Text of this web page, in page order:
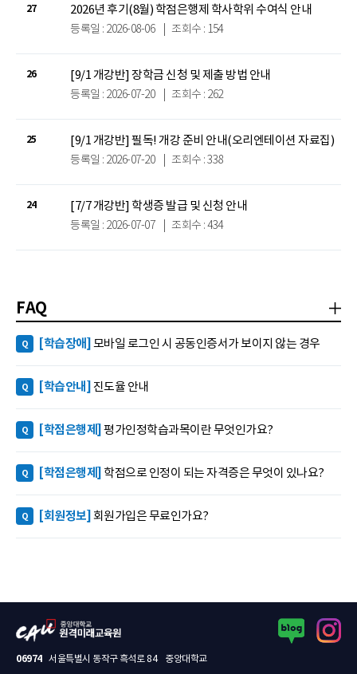
27 2026년 후기(8월) 학점은행제 학사학위 수여식 안내
등록일 : 2026-08-06 조회수 : 154
26 [9/1 개강반] 장학금 신청 및 제출 방법 안내
등록일 : 2026-07-20 조회수 : 262
25 [9/1 개강반] 필독! 개강 준비 안내(오리엔테이션 자료집)
등록일 : 2026-07-20 조회수 : 338
24 [7/7 개강반] 학생증 발급 및 신청 안내
등록일 : 2026-07-07 조회수 : 434
FAQ 자
Q [학습장애] 모바일 로그인 시 공동인증서가 보이지 않는 경우
Q [학습안내] 진도율 안내
Q [학점은행제] 평가인정학습과목이란 무엇인가요?
Q [학점은행제] 학점으로 인정이 되는 자격증은 무엇이 있나요?
Q [회원정보] 회원가입은 무료인가요?
중앙대학교 원격미래교육원 로고
06974 서울특별시 동작구 흑석로 84 중앙대학교